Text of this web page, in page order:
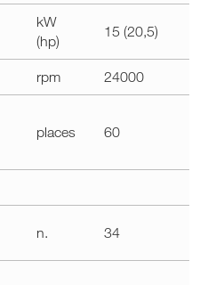
kW
(hp)
15 (20,5)
rpm 24000
places 60
n. 34